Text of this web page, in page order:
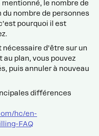
mentionné, le nombre de
nombre de personnes
pourquoi il est
d’être sur un
plan, vous pouvez
puis annuler à nouveau
différences
hc/en-
FAQ